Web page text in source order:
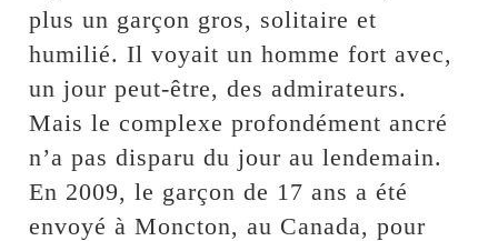
plus un garçon gros, solitaire et
humilié. Il voyait un homme fort avec,
un jour peut-être, des admirateurs.
Mais le complexe profondément ancré
n’a pas disparu du jour au lendemain.
En 2009, le garçon de 17 ans a été
envoyé à Moncton, au Canada, pour